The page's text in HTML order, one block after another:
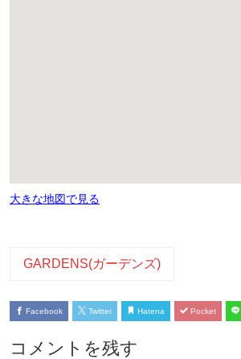
大きな地図で見る
GARDENS(ガーデンズ)
Facebook Twitter Hatena Pocket
コメントを残す